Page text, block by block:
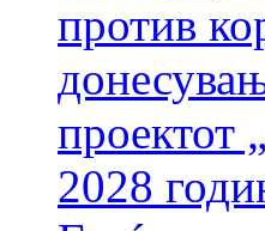
против
проектот
2028